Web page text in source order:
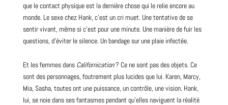
que le contact physique est la dernière chose qui le relie encore au
monde. Le sexe chez Hank, c’est un cri muet. Une tentative de se
sentir vivant, même si c’est pour une minute. Une manière de fuir les
questions, d’éviter le silence. Un bandage sur une plaie infectée.
Et les femmes dans Californication? Ce ne sont pas des objets. Ce
sont des personnages, foutrement plus lucides que lui. Karen, Marcy,
Mia, Sasha, toutes ont une puissance, un contrôle, une vision. Hank,
lui, se noie dans ses fantasmes pendant qu’elles naviguent la réalité